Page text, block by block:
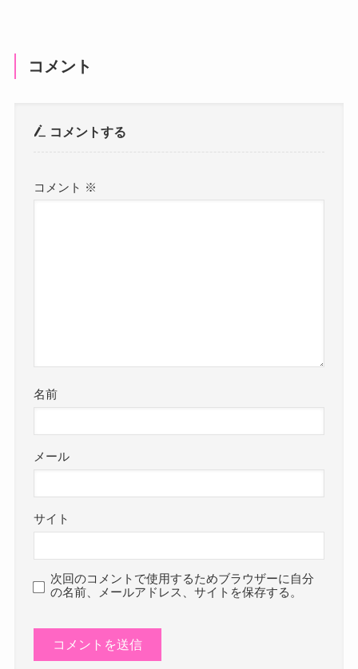
コメント
コメントする
コメント ※
名前
メール
サイト
次回のコメントで使用するためブラウザーに自分
の名前、メールアドレス、サイトを保存する。